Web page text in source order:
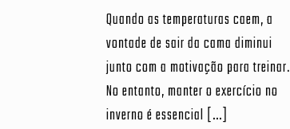
Quando as temperaturas caem, a
vontade de sair da cama diminui
junto com a motivação para treinar.
No entanto, manter o exercício no
inverno é essencial […]